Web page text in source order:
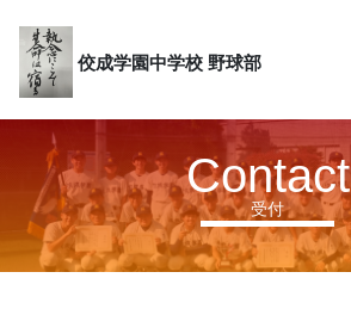
佼成学園中学校 野球部
受付
Contact